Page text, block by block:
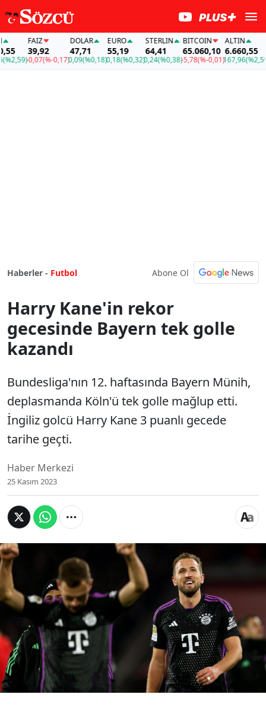
FAİZ
39,92
-0,07(%-0,17)
DOLAR
47,71
0,09(%0,18)
EURO
55,19
0,18(%0,32)
STERLIN
64,41
0,24(%0,38)
BITCOIN
65.060,10
-5,78(%-0,01)
ALTIN
6.660,55
167,96(%2,59)-
Haberler - Futbol Abone Ol
Harry Kane'in rekor
gecesinde Bayern tek golle
kazandı
Bundesliga'nın 12. haftasında Bayern Münih,
deplasmanda Köln'ü tek golle mağlup etti.
İngiliz golcü Harry Kane 3 puanlı gecede
tarihe geçti.
Haber Merkezi
25 Kasım 2023
Bundesliga'nın 12. haftasında Bayern
Münih, deplasmanda Köln'ü tek golle
mağlup etti. İngiliz golcü Harry Kane 3
puanlı gecede tarihe geçti.